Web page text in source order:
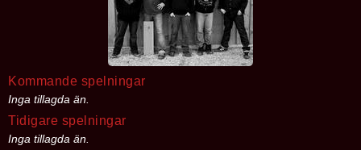
Kommande spelningar
Inga tillagda än.
Tidigare spelningar
Inga tillagda än.